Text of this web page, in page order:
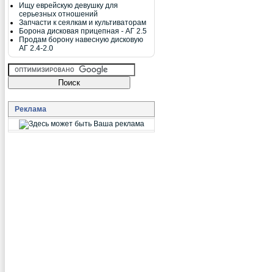
Ищу еврейскую девушку для
серьезных отношений
Запчасти к сеялкам и культиваторам
Борона дисковая прицепная - АГ 2.5
Продам борону навесную дисковую
АГ 2.4-2.0
Реклама